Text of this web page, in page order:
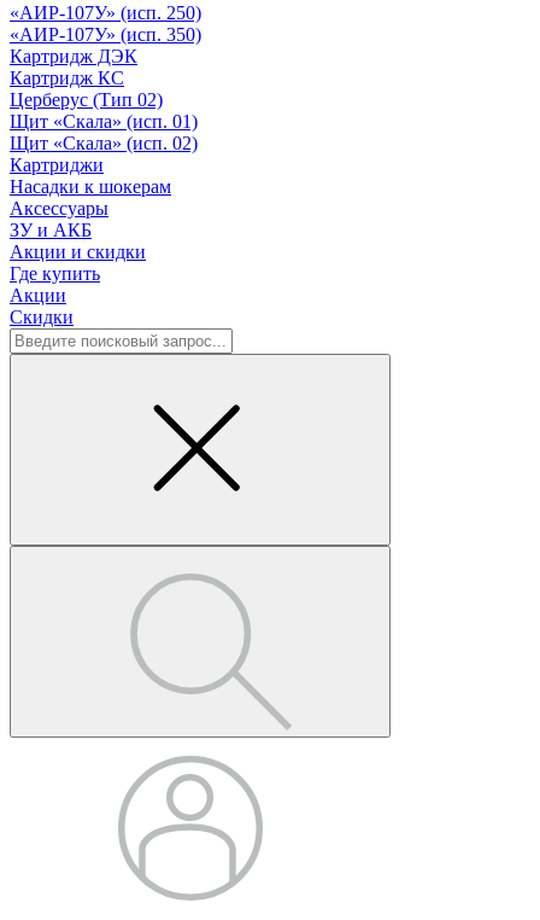
«АИР-107У» (исп. 250)
«АИР-107У» (исп. 350)
Картридж ДЭК
Картридж КС
Церберус (Тип 02)
Щит «Скала» (исп. 01)
Щит «Скала» (исп. 02)
Картриджи
Насадки к шокерам
Аксессуары
ЗУ и АКБ
Акции и скидки
Где купить
Акции
Скидки